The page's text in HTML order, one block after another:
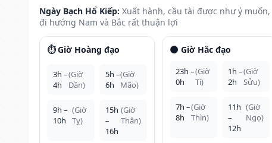
Ngày Bạch Hổ Kiếp: Xuất hành, cầu tài được như ý muốn,
đi hướng Nam và Bắc rất thuận lợi
⏱️ Giờ Hoàng đạo
3h –
4h
(Giờ
Dần)
5h –
6h
(Giờ
Mão)
9h –
10h
(Giờ
Tỵ)
15h
–
16h
(Giờ
Thân)
🌑 Giờ Hắc đạo
23h –
0h
(Giờ
Tí)
1h –
2h
(Giờ
Sửu)
7h –
8h
(Giờ
Thìn)
11h
–
12h
(Giờ
Ngọ)